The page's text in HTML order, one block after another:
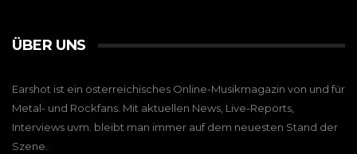
ÜBER UNS
Earshot ist ein österreichisches Online-Musikmagazin von und für
Metal- und Rockfans. Mit aktuellen News, Live-Reports,
Interviews uvm. bleibt man immer auf dem neuesten Stand der
Szene.